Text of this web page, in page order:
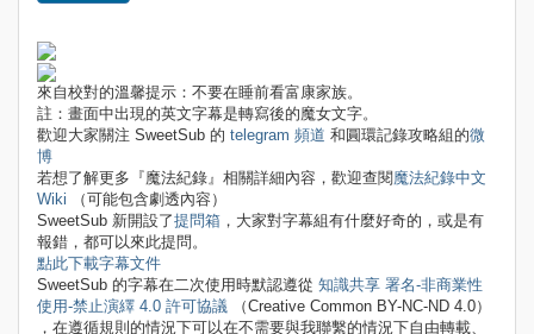
來自校對的溫馨提示：不要在睡前看富康家族。
註：畫面中出現的英文字幕是轉寫後的魔女文字。
歡迎大家關注 SweetSub 的 telegram 頻道 和圓環記錄攻略組的微
博
若想了解更多『魔法紀錄』相關詳細內容，歡迎查閱魔法紀錄中文
Wiki （可能包含劇透內容）
SweetSub 新開設了提問箱 ，大家對字幕組有什麼好奇的，或是有
報錯，都可以來此提問。
點此下載字幕文件
SweetSub 的字幕在二次使用時默認遵從 知識共享 署名-非商業性
使用-禁止演繹 4.0 許可協議 （Creative Common BY-NC-ND 4.0）
，在遵循規則的情況下可以在不需要與我聯繫的情況下自由轉載、